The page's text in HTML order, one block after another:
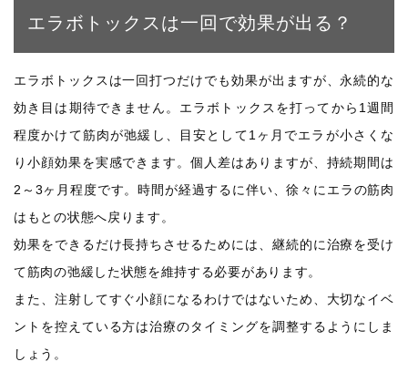
エラボトックスは一回で効果が出る？
エラボトックスは一回打つだけでも効果が出ますが、永続的な
効き目は期待できません。エラボトックスを打ってから1週間
程度かけて筋肉が弛緩し、目安として1ヶ月でエラが小さくな
り小顔効果を実感できます。個人差はありますが、持続期間は
2～3ヶ月程度です。時間が経過するに伴い、徐々にエラの筋肉
はもとの状態へ戻ります。
効果をできるだけ長持ちさせるためには、継続的に治療を受け
て筋肉の弛緩した状態を維持する必要があります。
また、注射してすぐ小顔になるわけではないため、大切なイベ
ントを控えている方は治療のタイミングを調整するようにしま
しょう。